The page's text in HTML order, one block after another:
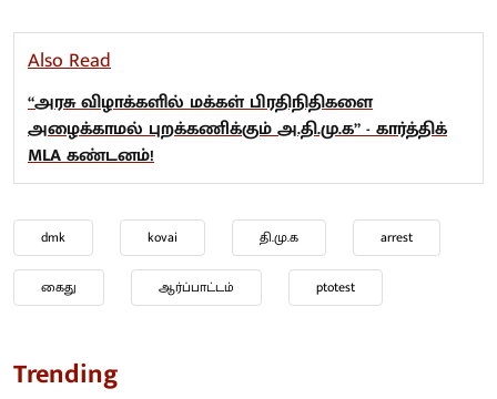
Also Read
“அரசு விழாக்களில் மக்கள் பிரதிநிதிகளை
அழைக்காமல் புறக்கணிக்கும் அ.தி.மு.க” - கார்த்திக்
MLA கண்டனம்!
dmk kovai தி.மு.க arrest
கைது ஆர்ப்பாட்டம் ptotest
Trending